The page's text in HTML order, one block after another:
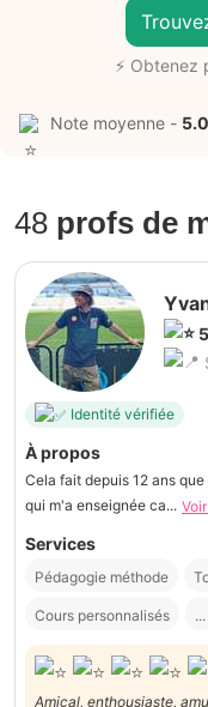
⚡ Obtenez
Note moyenne -
48 profs de
Identité vérifiée
À propos
Cela fait depuis 12 ans
qui m'a enseignée ca...
Services
Pédagogie méthode
Cours personnalisés ...
Amical, enthousiaste,